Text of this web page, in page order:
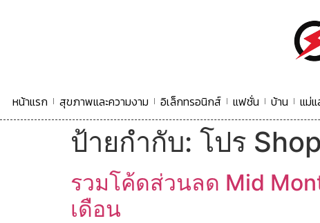
หน้าแรก สุขภาพและความงาม อิเล็กทรอนิกส์ แฟชั่น บ้าน แม่แ
ป้ายกำกับ: โปร
รวมโค้ดส่วนลด Mid
เดือน